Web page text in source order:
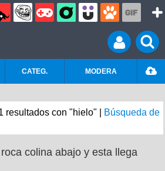
CATEG. MODERA
resultados con "hielo" |
Búsqueda de
colina abajo y esta llega